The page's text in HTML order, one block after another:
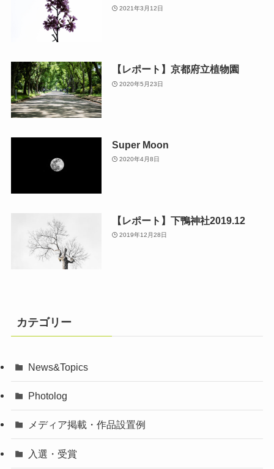
2021年3月12日
【レポート】京都府立植物園
2020年5月23日
Super Moon
2020年4月8日
【レポート】下鴨神社2019.12
2019年12月28日
カテゴリー
News&Topics
Photolog
メディア掲載・作品設置例
入選・受賞